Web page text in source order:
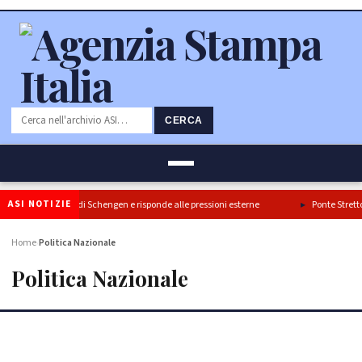
CERCA
ASI NOTIZIE
il blocco di Schengen e risponde alle pressioni esterne Ponte Stretto:
HomePolitica Nazionale
Politica Nazionale